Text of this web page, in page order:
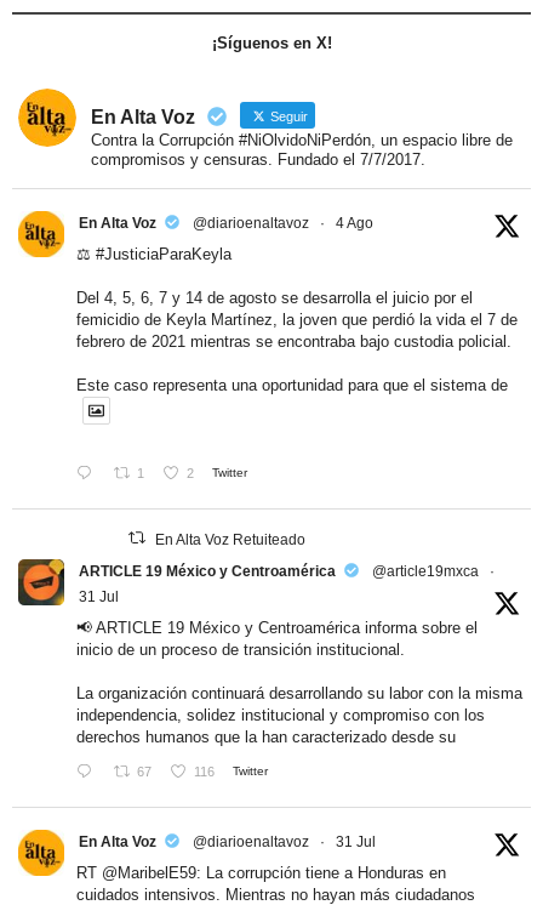
¡Síguenos en X!
En Alta Voz Seguir
Contra la Corrupción #NiOlvidoNiPerdón, un espacio libre de
compromisos y censuras. Fundado el 7/7/2017.
En Alta Voz @diarioenaltavoz · 4 Ago
⚖️ #JusticiaParaKeyla
Del 4, 5, 6, 7 y 14 de agosto se desarrolla el juicio por el
femicidio de Keyla Martínez, la joven que perdió la vida el 7 de
febrero de 2021 mientras se encontraba bajo custodia policial.
Este caso representa una oportunidad para que el sistema de
1 2 Twitter
En Alta Voz Retuiteado
ARTICLE 19 México y Centroamérica
@article19mxca
·
31 Jul
📢 ARTICLE 19 México y Centroamérica informa sobre el
inicio de un proceso de transición institucional.
La organización continuará desarrollando su labor con la misma
independencia, solidez institucional y compromiso con los
derechos humanos que la han caracterizado desde su
67 116 Twitter
En Alta Voz @diarioenaltavoz · 31 Jul
RT @MaribelE59: La corrupción tiene a Honduras en
cuidados intensivos. Mientras no hayan más ciudadanos